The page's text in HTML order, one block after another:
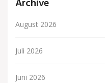
Archive
August 2026
Juli 2026
Juni 2026